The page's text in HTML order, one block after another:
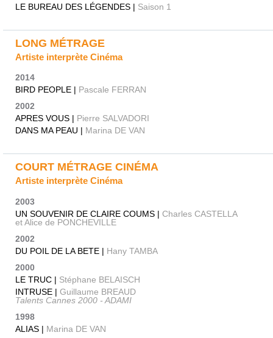
LE BUREAU DES LÉGENDES | Saison 1
LONG MÉTRAGE
Artiste interprète Cinéma
2014
BIRD PEOPLE | Pascale FERRAN
2002
APRES VOUS | Pierre SALVADORI
DANS MA PEAU | Marina DE VAN
COURT MÉTRAGE CINÉMA
Artiste interprète Cinéma
2003
UN SOUVENIR DE CLAIRE COUMS | Charles CASTELLA
et Alice de PONCHEVILLE
2002
DU POIL DE LA BETE | Hany TAMBA
2000
LE TRUC | Stéphane BELAISCH
INTRUSE | Guillaume BREAUD
Talents Cannes 2000 - ADAMI
1998
ALIAS | Marina DE VAN